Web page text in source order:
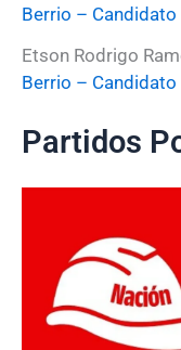
Berrio –
Etson Rodrigo
Berrio –
Partidos